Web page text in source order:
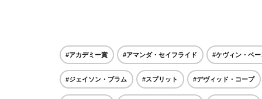
#アカデミー賞 #アマンダ・セイフライド #ケヴィン・ベー
#ジェイソン・ブラム #スプリット #デヴィッド・コープ